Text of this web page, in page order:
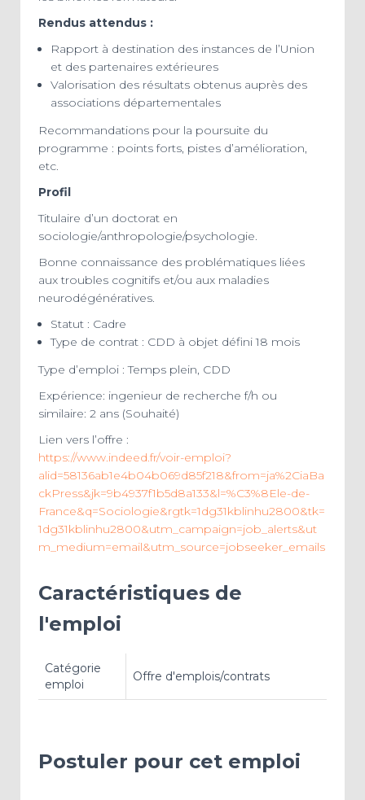
Rendus attendus :
Rapport à destination des instances de l’Union
et des partenaires extérieures
Valorisation des résultats obtenus auprès des
associations départementales
Recommandations pour la poursuite du
programme : points forts, pistes d’amélioration,
etc.
Profil
Titulaire d’un doctorat en
sociologie/anthropologie/psychologie.
Bonne connaissance des problématiques liées
aux troubles cognitifs et/ou aux maladies
neurodégénératives.
Statut : Cadre
Type de contrat : CDD à objet défini 18 mois
Type d’emploi : Temps plein, CDD
Expérience: ingenieur de recherche f/h ou
similaire: 2 ans (Souhaité)
Lien vers l’offre :
https://www.indeed.fr/voir-emploi?
alid=58136ab1e4b04b069d85f218&from=ja%2CiaBa
ckPress&jk=9b4937f1b5d8a133&l=%C3%8Ele-de-
France&q=Sociologie&rgtk=1dg31kblinhu2800&tk=
1dg31kblinhu2800&utm_campaign=job_alerts&ut
m_medium=email&utm_source=jobseeker_emails
Caractéristiques de
l'emploi
Catégorie
emploi
Offre d'emplois/contrats
Postuler pour cet emploi